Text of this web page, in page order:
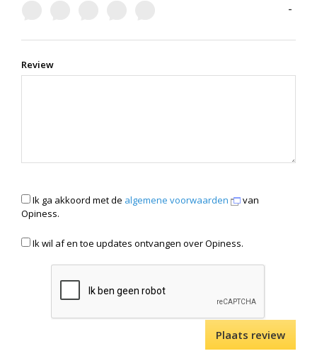
-
Review
Ik ga akkoord met de algemene voorwaarden
van
Opiness.
Ik wil af en toe updates ontvangen over Opiness.